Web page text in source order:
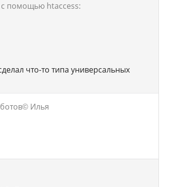
с помощью htaccess:
что-то типа универсальных
© Илья